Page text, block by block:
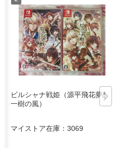
ビルシャナ戦姫（源平飛花夢想/
一樹の風）
マイストア在庫： 3069